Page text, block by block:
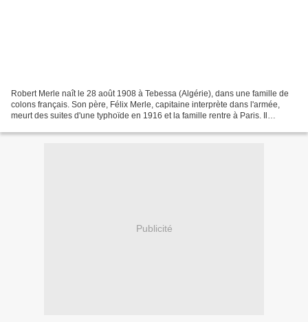
Robert Merle naît le 28 août 1908 à Tebessa (Algérie), dans une famille de
colons français. Son père, Félix Merle, capitaine interprète dans l'armée,
meurt des suites d'une typhoïde en 1916 et la famille rentre à Paris. Il
Publicité